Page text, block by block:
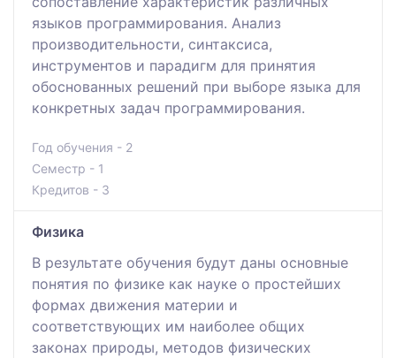
языков программирования. Анализ
производительности, синтаксиса,
инструментов и парадигм для принятия
обоснованных решений при выборе языка для
конкретных задач программирования.
Год обучения - 2
Семестр - 1
Кредитов - 3
Физика
В результате обучения будут даны основные
понятия по физике как науке о простейших
формах движения материи и
соответствующих им наиболее общих
законах природы, методов физических